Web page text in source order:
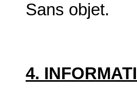
Sans objet.
4.